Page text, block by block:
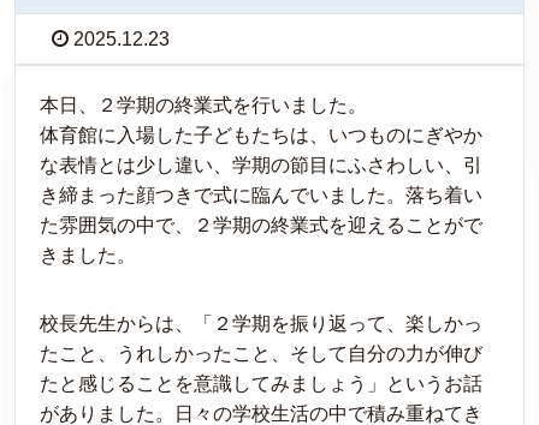
2025.12.23
本日、２学期の終業式を行いました。
体育館に入場した子どもたちは、いつものにぎやか
な表情とは少し違い、学期の節目にふさわしい、引
き締まった顔つきで式に臨んでいました。落ち着い
た雰囲気の中で、２学期の終業式を迎えることがで
きました。
校長先生からは、「２学期を振り返って、楽しかっ
たこと、うれしかったこと、そして自分の力が伸び
たと感じることを意識してみましょう」というお話
がありました。日々の学校生活の中で積み重ねてき